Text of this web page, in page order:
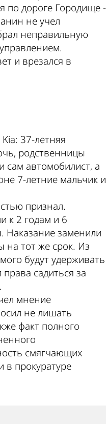
по дороге Городище -
не учел
неправильную
и врезался в
37-летняя
родственницы
сам автомобилист, а
7-летние мальчик и
признал.
к 2 годам и 6
Наказание заменили
на тот же срок. Из
будут удерживать
садиться за
мнение
не лишать
факт полного
смягчающих
в прокуратуре